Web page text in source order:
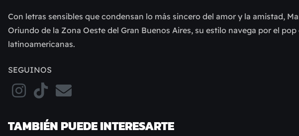
Con letras sensibles que condensan lo más sincero del amor y la amistad,
Oriundo de la Zona Oeste del Gran Buenos Aires, su estilo navega por el
latinoamericanas.
SEGUINOS
TAMBIÉN PUEDE INTERESARTE